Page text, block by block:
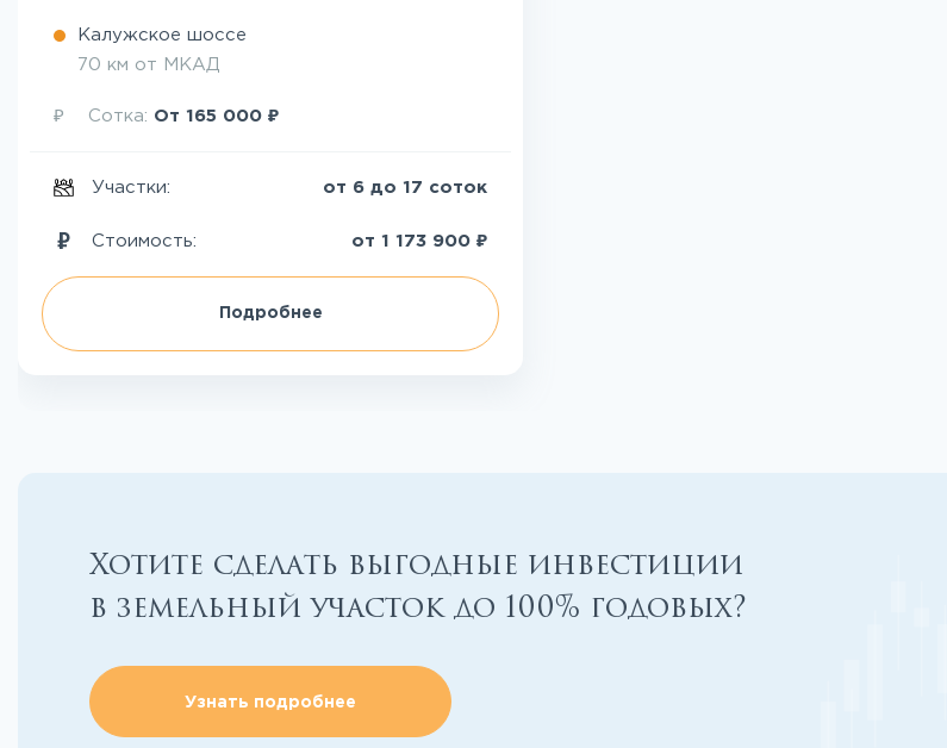
Калужское шоссе
70 км от МКАД
₽ Сотка: От 165 000 ₽
Участки: от 6 до 17 соток
Стоимость: от 1 173 900 ₽
Подробнее
Хотите сделать выгодные инвестиции
в земельный участок до 100% годовых?
Узнать подробнее